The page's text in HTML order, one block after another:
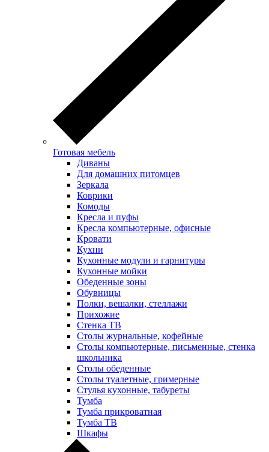
Готовая мебель
Диваны
Для домашних питомцев
Зеркала
Коврики
Комоды
Кресла и пуфы
Кресла компьютерные, офисные
Кровати
Кухни
Кухонные модули и гарнитуры
Кухонные мойки
Обеденные зоны
Обувницы
Полки, вешалки, стеллажи
Прихожие
Стенка ТВ
Столы журнальные, кофейные
Столы компьютерные, письменные, стенка
школьника
Столы обеденные
Столы туалетные, гримерные
Стулья кухонные, табуреты
Тумба
Тумба прикроватная
Тумба ТВ
Шкафы